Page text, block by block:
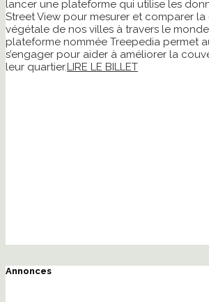
lancer une plateforme qui utilise les
Street View pour mesurer et comparer
végétale de nos villes à travers le
plateforme nommée Treepedia permet
s’engager pour aider à améliorer la
leur quartier.LIRE LE BILLET
Annonces